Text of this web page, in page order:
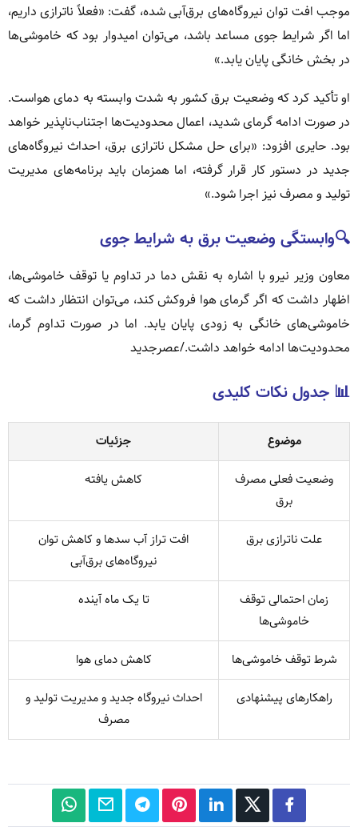
موجب افت توان نیروگاه‌های برق‌آبی شده، گفت: «فعلاً ناترازی داریم،
اما اگر شرایط جوی مساعد باشد، می‌توان امیدوار بود که خاموشی‌ها
در بخش خانگی پایان یابد.»
او تأکید کرد که وضعیت برق کشور به شدت وابسته به دمای هواست.
در صورت ادامه گرمای شدید، اعمال محدودیت‌ها اجتناب‌ناپذیر خواهد
بود. حایری افزود: «برای حل مشکل ناترازی برق، احداث نیروگاه‌های
جدید در دستور کار قرار گرفته، اما همزمان باید برنامه‌های مدیریت
تولید و مصرف نیز اجرا شود.»
🔍وابستگی وضعیت برق به شرایط جوی
معاون وزیر نیرو با اشاره به نقش دما در تداوم یا توقف خاموشی‌ها،
اظهار داشت که اگر گرمای هوا فروکش کند، می‌توان انتظار داشت که
خاموشی‌های خانگی به زودی پایان یابد. اما در صورت تداوم گرما،
محدودیت‌ها ادامه خواهد داشت./عصرجدید
📊 جدول نکات کلیدی
موضوع
جزئیات
وضعیت فعلی مصرف
برق
کاهش یافته
علت ناترازی برق
افت تراز آب سدها و کاهش توان
نیروگاه‌های برق‌آبی
زمان احتمالی توقف
خاموشی‌ها
تا یک ماه آینده
شرط توقف خاموشی‌ها
کاهش دمای هوا
راهکارهای پیشنهادی
احداث نیروگاه جدید و مدیریت تولید و
مصرف